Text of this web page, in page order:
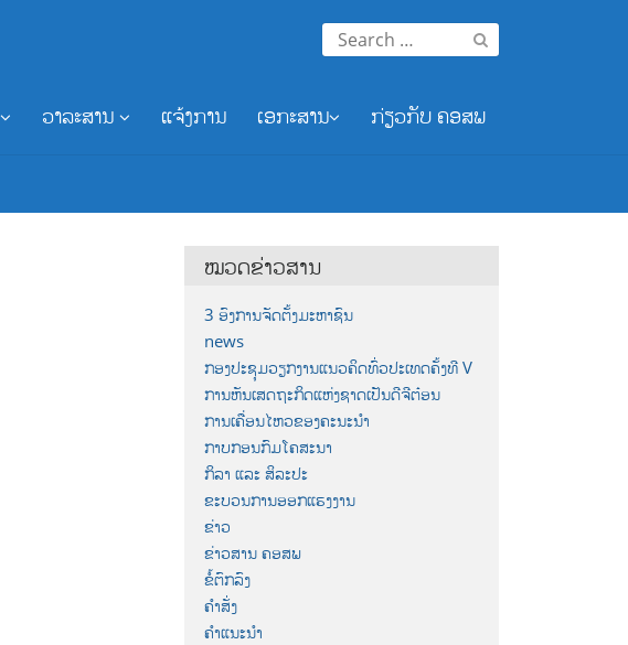
Search
for:
ວາລະສານ ແຈ້ງການ ເອກະສານ ກ່ຽວກັບ ຄອສພ
ໝວດຂ່າວສານ
3 ອົງການຈັດຕັ້ງມະຫາຊົນ
news
ກອງປະຊຸມວຽກງານແນວຄິດທົ່ວປະເທດຄັ້ງທີ V
ການຫັນເສດຖະກິດແຫ່ງຊາດເປັນດີຈີຕ໋ອນ
ການເຄື່ອນໄຫວຂອງຄະນະນຳ
ກາບກອນກົມໂຄສະນາ
ກິລາ ແລະ ສິລະປະ
ຂະບວນການອອກແຮງງານ
ຂ່າວ
ຂ່າວສານ ຄອສພ
ຂໍ້ຕົກລົງ
ຄຳສັ່ງ
ຄຳແນະນຳ